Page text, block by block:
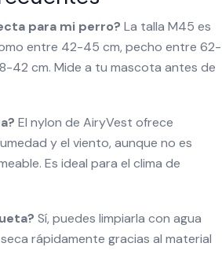
para mi perro? La talla M45 es
entre 42-45 cm, pecho entre 62-
42 cm. Mide a tu mascota antes de
El nylon de AiryVest ofrece
y el viento, aunque no es
Es ideal para el clima de
Sí, puedes limpiarla con agua
rápidamente gracias al material